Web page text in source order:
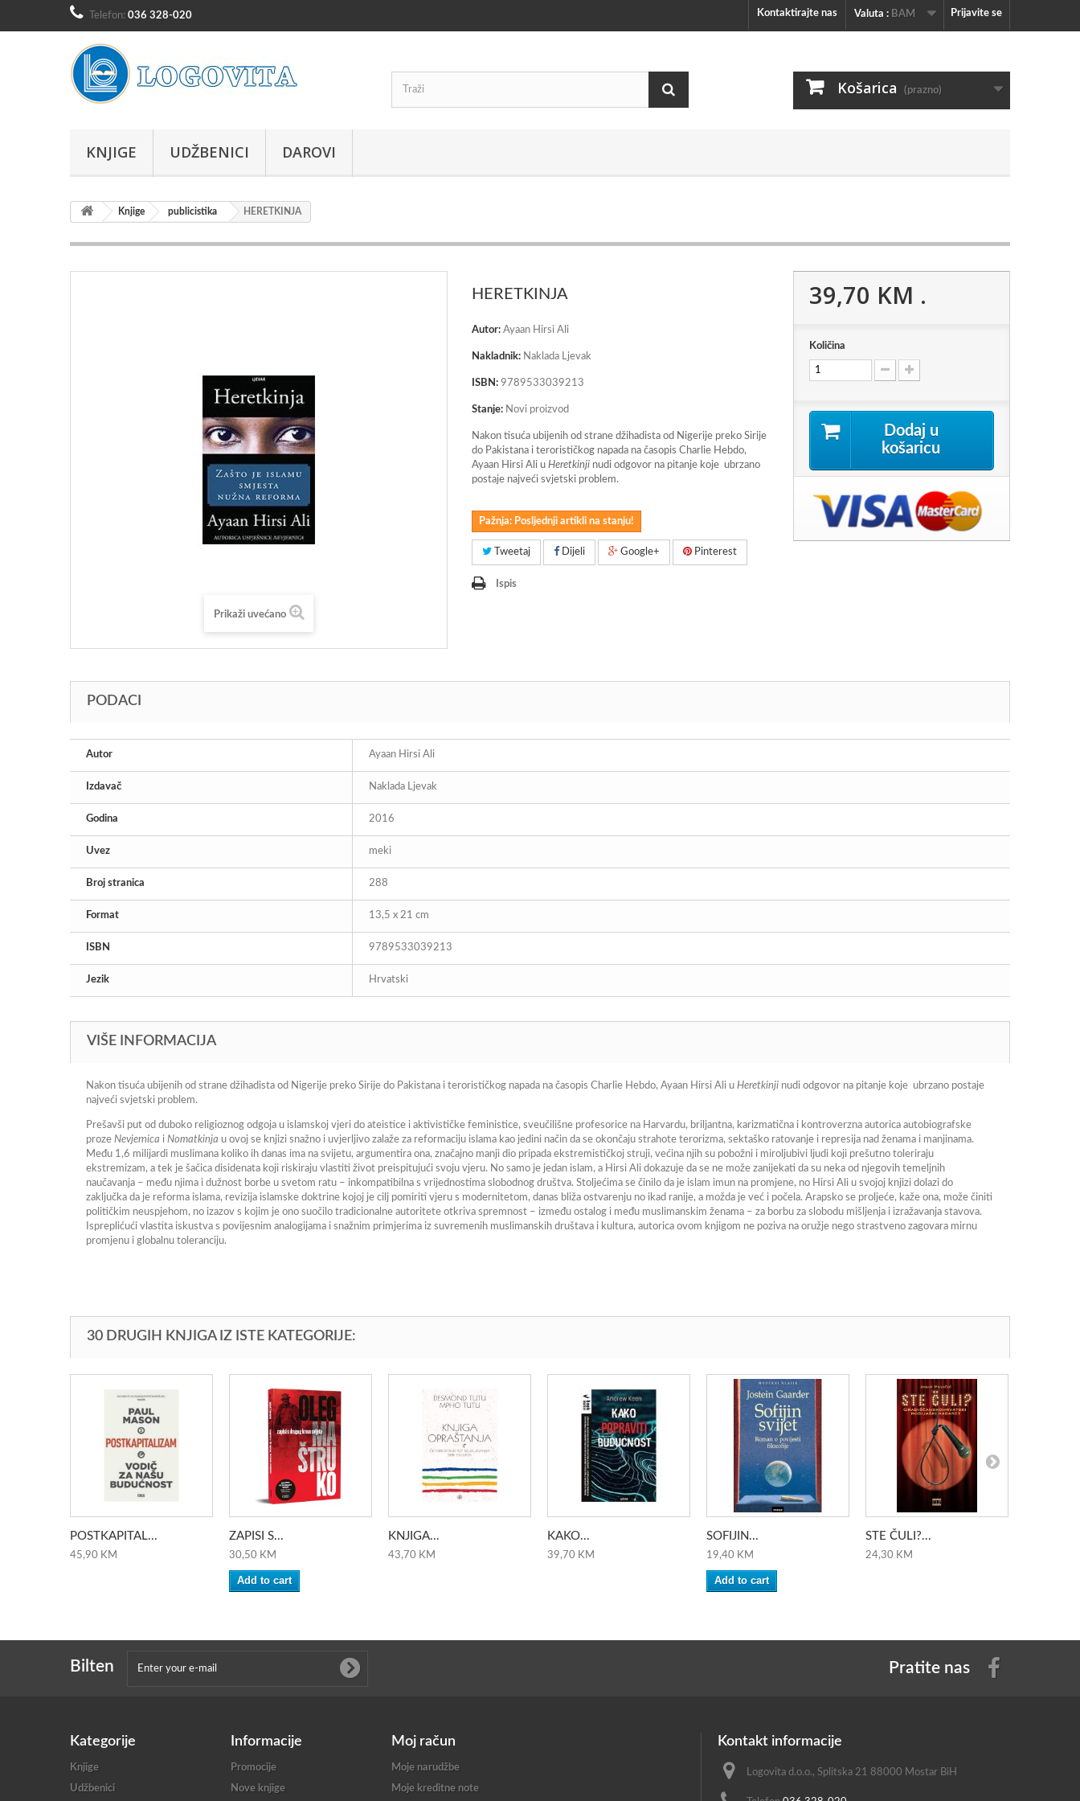
Prijavite se
Valuta : BAM
Kontaktirajte nas
Telefon: 036 328-020
Košarica (prazno)
KNJIGE UDŽBENICI DAROVI
Knjige publicistika HERETKINJA
Prikaži uvećano
HERETKINJA
Autor: Ayaan Hirsi Ali
Nakladnik: Naklada Ljevak
ISBN: 9789533039213
Stanje: Novi proizvod
Nakon tisuća ubijenih od strane džihadista od Nigerije preko Sirije
do Pakistana i terorističkog napada na časopis Charlie Hebdo,
Ayaan Hirsi Ali u Heretkinji nudi odgovor na pitanje koje ubrzano
postaje najveći svjetski problem.
Pažnja: Posljednji artikli na stanju!
Tweetaj Dijeli Google+ Pinterest
Ispis
39,70 KM .
Količina
Dodaj u
košaricu
PODACI
Autor Ayaan Hirsi Ali
Izdavač Naklada Ljevak
Godina 2016
Uvez meki
Broj stranica 288
Format 13,5 x 21 cm
ISBN 9789533039213
Jezik Hrvatski
VIŠE INFORMACIJA
Nakon tisuća ubijenih od strane džihadista od Nigerije preko Sirije do Pakistana i terorističkog napada na časopis Charlie Hebdo, Ayaan Hirsi Ali u Heretkinji nudi odgovor na pitanje koje ubrzano postaje
najveći svjetski problem.
Prešavši put od duboko religioznog odgoja u islamskoj vjeri do ateistice i aktivističke feministice, sveučilišne profesorice na Harvardu, briljantna, karizmatična i kontroverzna autorica autobiografske
proze Nevjernica i Nomatkinja u ovoj se knjizi snažno i uvjerljivo zalaže za reformaciju islama kao jedini način da se okončaju strahote terorizma, sektaško ratovanje i represija nad ženama i manjinama.
Među 1,6 milijardi muslimana koliko ih danas ima na svijetu, argumentira ona, značajno manji dio pripada ekstremističkoj struji, većina njih su pobožni i miroljubivi ljudi koji prešutno toleriraju
ekstremizam, a tek je šačica disidenata koji riskiraju vlastiti život preispitujući svoju vjeru. No samo je jedan islam, a Hirsi Ali dokazuje da se ne može zanijekati da su neka od njegovih temeljnih
naučavanja – među njima i dužnost borbe u svetom ratu – inkompatibilna s vrijednostima slobodnog društva. Stoljećima se činilo da je islam imun na promjene, no Hirsi Ali u svojoj knjizi dolazi do
zaključka da je reforma islama, revizija islamske doktrine kojoj je cilj pomiriti vjeru s modernitetom, danas bliža ostvarenju no ikad ranije, a možda je već i počela. Arapsko se proljeće, kaže ona, može činiti
političkim neuspjehom, no izazov s kojim je ono suočilo tradicionalne autoritete otkriva spremnost – između ostalog i među muslimanskim ženama – za borbu za slobodu mišljenja i izražavanja stavova.
Ispreplićući vlastita iskustva s povijesnim analogijama i snažnim primjerima iz suvremenih muslimanskih društava i kultura, autorica ovom knjigom ne poziva na oružje nego strastveno zagovara mirnu
promjenu i globalnu toleranciju.
30 DRUGIH KNJIGA IZ ISTE KATEGORIJE:
POSTKAPITAL...
45,90 KM
ZAPISI S...
30,50 KM
Add to cart
KNJIGA...
43,70 KM
KAKO...
39,70 KM
SOFIJIN...
19,40 KM
Add to cart
STE ČULI?...
24,30 KM
Bilten Pratite nas
Kategorije
Knjige
Udžbenici
Informacije
Promocije
Nove knjige
Moj račun
Moje narudžbe
Moje kreditne note
Kontakt informacije
Logovita d.o.o., Splitska 21 88000 Mostar BiH